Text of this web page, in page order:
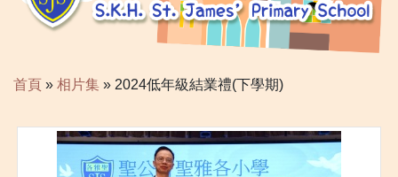
首頁 » 相片集 » 2024低年級結業禮(下學期)